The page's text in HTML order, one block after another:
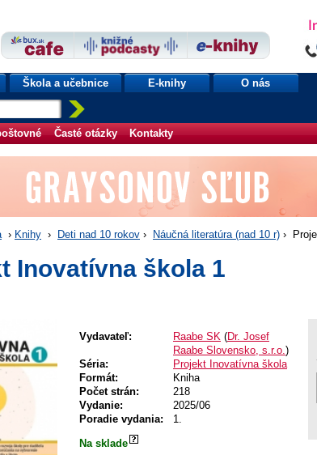
Škola a učebnice E-knihy O nás
Časté otázky Kontakty
› Knihy › Deti nad 10 rokov › Náučná literatúra (nad 10 r) ›
Inovatívna škola 1
Vydavateľ: Raabe SK (Dr. Josef
Raabe Slovensko, s.r.o.)
Séria:
Projekt Inovatívna škola
Formát:
Kniha
Počet strán:
218
Vydanie:
2025/06
Poradie vydania:
1.
Na sklade